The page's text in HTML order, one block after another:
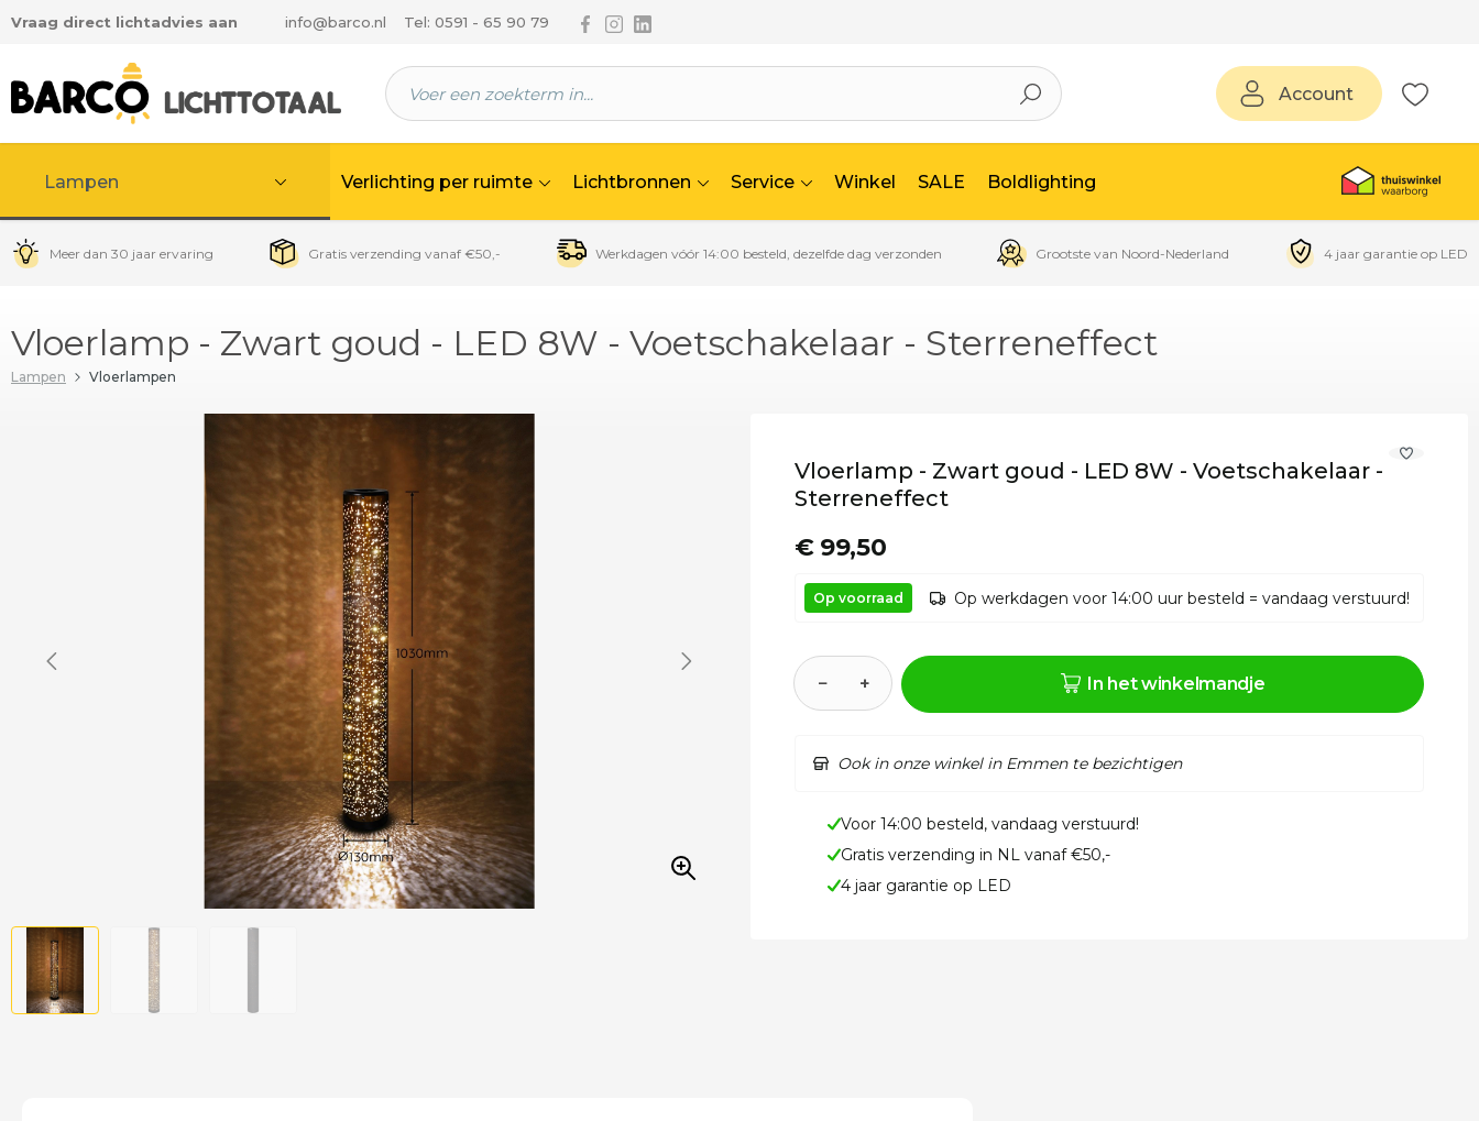
hoofdinhoud
Vraag direct lichtadvies aan info@barco.nl Tel: 0591 - 65 90 79 Volg ons via Facebook
Volg ons via Instagram
Volg ons via Linkedin
Account
Lampen Verlichting per ruimte Lichtbronnen Service Winkel SALE Boldlighting
Meer dan 30 jaar ervaring Gratis verzending vanaf €50,- Werkdagen vóór 14:00 besteld, dezelfde dag verzonden Grootste van Noord-Nederland 4 jaar garantie op LED
Vloerlamp - Zwart goud - LED 8W - Voetschakelaar - Sterreneffect
Lampen Vloerlampen
Vloerlamp - Zwart goud - LED 8W - Voetschakelaar -
Sterreneffect
€ 99,50
Op voorraad Op werkdagen voor 14:00 uur besteld = vandaag verstuurd!
− + In het winkelmandje
Ook in onze winkel in Emmen te bezichtigen
Voor 14:00 besteld, vandaag verstuurd!
Gratis verzending in NL vanaf €50,-
4 jaar garantie op LED